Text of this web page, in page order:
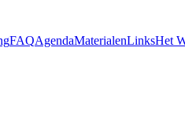
FAQAgendaMaterialenLinksHet